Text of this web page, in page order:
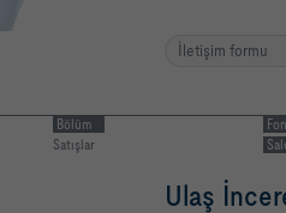
İletişim formu
Bölüm
Satışlar
Ulaş